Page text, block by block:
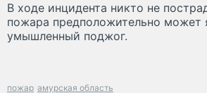
В ходе инцидента никто не
пожара предположительно может
умышленный поджог.
пожар амурская область